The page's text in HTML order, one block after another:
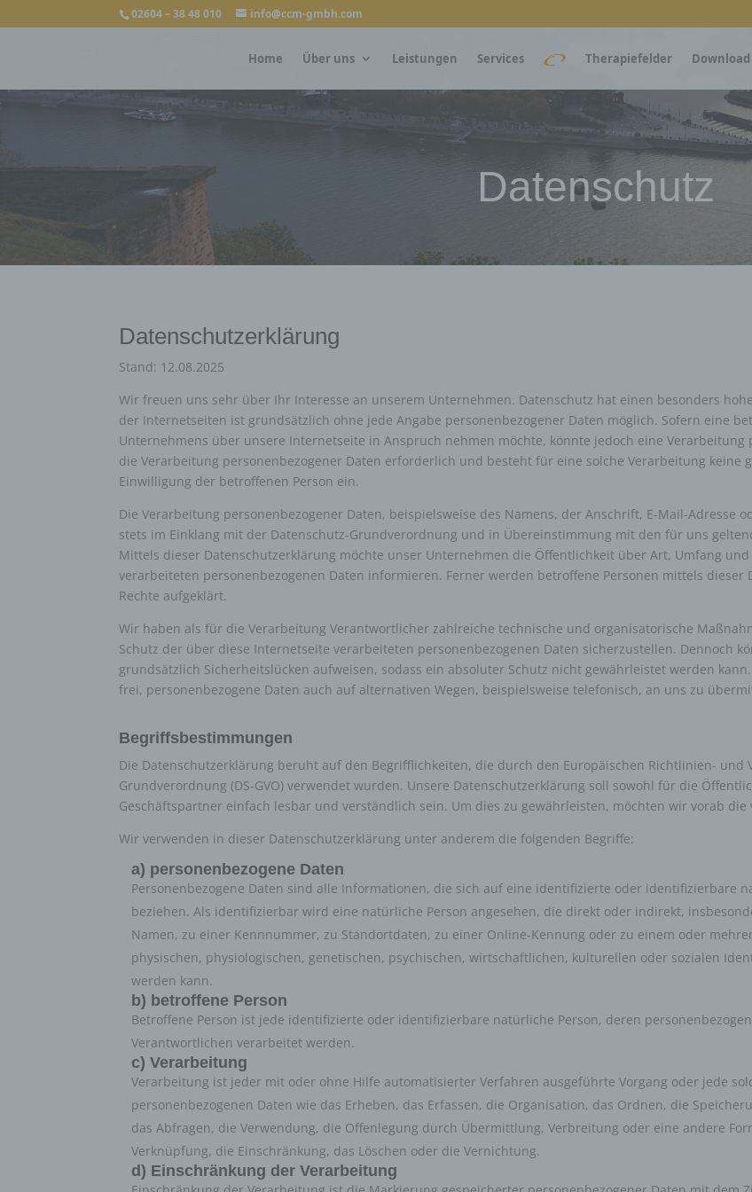
02604 – 38 48 010 info@ccm-gmbh.com
Home Über uns Leistungen Services Therapiefelder Download
Datenschutz
Datenschutzerklärung
Stand: 12.08.2025
Wir freuen uns sehr über Ihr Interesse an unserem Unternehmen. Datenschutz hat einen besonders
der Internetseiten ist grundsätzlich ohne jede Angabe personenbezogener Daten möglich. Sofern eine
Unternehmens über unsere Internetseite in Anspruch nehmen möchte, könnte jedoch eine
die Verarbeitung personenbezogener Daten erforderlich und besteht für eine solche Verarbeitung keine
Einwilligung der betroffenen Person ein.
Die Verarbeitung personenbezogener Daten, beispielsweise des Namens, der Anschrift, E-Mail-Adresse
stets im Einklang mit der Datenschutz-Grundverordnung und in Übereinstimmung mit den für uns
Mittels dieser Datenschutzerklärung möchte unser Unternehmen die Öffentlichkeit über Art, Umfang
verarbeiteten personenbezogenen Daten informieren. Ferner werden betroffene Personen mittels
Rechte aufgeklärt.
Wir haben als für die Verarbeitung Verantwortlicher zahlreiche technische und organisatorische
Schutz der über diese Internetseite verarbeiteten personenbezogenen Daten sicherzustellen. Dennoch
grundsätzlich Sicherheitslücken aufweisen, sodass ein absoluter Schutz nicht gewährleistet werden
frei, personenbezogene Daten auch auf alternativen Wegen, beispielsweise telefonisch, an uns zu
Begriffsbestimmungen
Die Datenschutzerklärung beruht auf den Begrifflichkeiten, die durch den Europäischen Richtlinien- und
Grundverordnung (DS-GVO) verwendet wurden. Unsere Datenschutzerklärung soll sowohl für die
Geschäftspartner einfach lesbar und verständlich sein. Um dies zu gewährleisten, möchten wir vorab
Wir verwenden in dieser Datenschutzerklärung unter anderem die folgenden Begriffe:
a) personenbezogene Daten
Personenbezogene Daten sind alle Informationen, die sich auf eine identifizierte oder identifizierbare
beziehen. Als identifizierbar wird eine natürliche Person angesehen, die direkt oder indirekt,
Namen, zu einer Kennnummer, zu Standortdaten, zu einer Online-Kennung oder zu einem oder
physischen, physiologischen, genetischen, psychischen, wirtschaftlichen, kulturellen oder sozialen
werden kann.
b) betroffene Person
Betroffene Person ist jede identifizierte oder identifizierbare natürliche Person, deren
Verantwortlichen verarbeitet werden.
c) Verarbeitung
Verarbeitung ist jeder mit oder ohne Hilfe automatisierter Verfahren ausgeführte Vorgang oder jede
personenbezogenen Daten wie das Erheben, das Erfassen, die Organisation, das Ordnen, die
das Abfragen, die Verwendung, die Offenlegung durch Übermittlung, Verbreitung oder eine andere
Verknüpfung, die Einschränkung, das Löschen oder die Vernichtung.
d) Einschränkung der Verarbeitung